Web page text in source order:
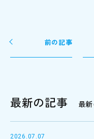
前の記事
最新の記事 最
2026.07.07